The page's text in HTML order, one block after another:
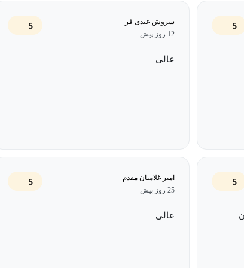
می‌توانند الگوها و روندهای مهم را شناسایی کرده و آن‌ها را
از این داده‌ها به تیم‌ها و ذی‌نفعان کمک می‌کند تا به درک
و استراتژی‌های بهبود و توسعه را بر اساس اطلاعات دقیق و
محصول به تیم‌ها و ذی‌نفعان کمک می‌کند تا درک مشترکی از
باشند و بتوانند منابع و تلاش‌های خود را به طور مؤثرتری
5
سروش عبدی فر
12 روز پیش
5
عالی
5
امیر غلامیان مقدم
25 روز پیش
5
عالی